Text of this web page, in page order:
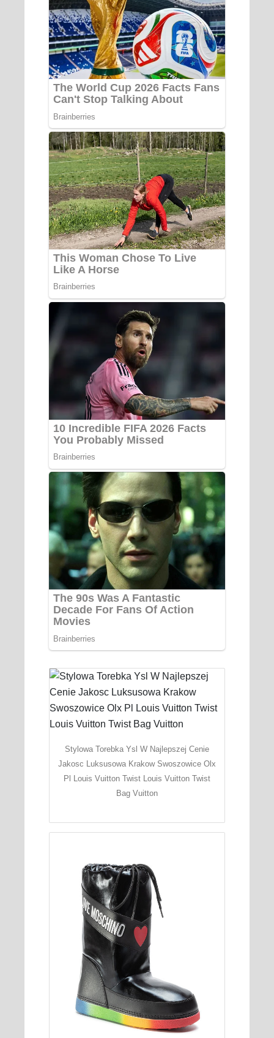
Stylowa Torebka Ysl W Najlepszej Cenie
Jakosc Luksusowa Krakow Swoszowice Olx
Pl Louis Vuitton Twist Louis Vuitton Twist
Bag Vuitton